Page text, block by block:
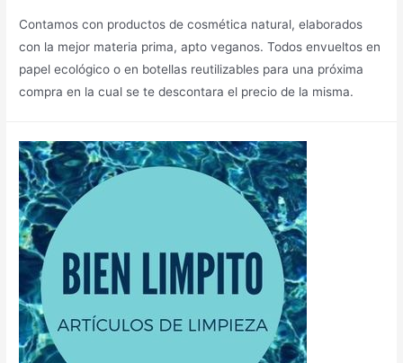
Contamos con productos de cosmética natural, elaborados
con la mejor materia prima, apto veganos. Todos envueltos en
papel ecológico o en botellas reutilizables para una próxima
compra en la cual se te descontara el precio de la misma.